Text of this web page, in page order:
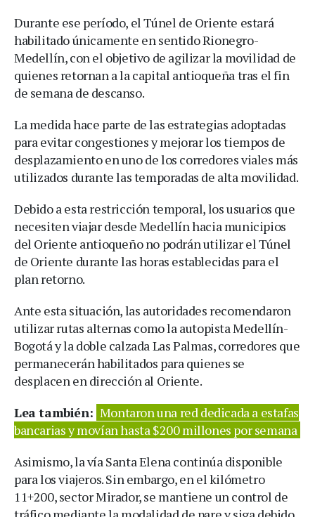
Durante ese período, el Túnel de Oriente estará
habilitado únicamente en sentido Rionegro-
Medellín, con el objetivo de agilizar la movilidad de
quienes retornan a la capital antioqueña tras el fin
de semana de descanso.
La medida hace parte de las estrategias adoptadas
para evitar congestiones y mejorar los tiempos de
desplazamiento en uno de los corredores viales más
utilizados durante las temporadas de alta movilidad.
Debido a esta restricción temporal, los usuarios que
necesiten viajar desde Medellín hacia municipios
del Oriente antioqueño no podrán utilizar el Túnel
de Oriente durante las horas establecidas para el
plan retorno.
Ante esta situación, las autoridades recomendaron
utilizar rutas alternas como la autopista Medellín-
Bogotá y la doble calzada Las Palmas, corredores que
permanecerán habilitados para quienes se
desplacen en dirección al Oriente.
Lea también: Montaron una red dedicada a estafas
bancarias y movían hasta $200 millones por semana
Asimismo, la vía Santa Elena continúa disponible
para los viajeros. Sin embargo, en el kilómetro
11+200, sector Mirador, se mantiene un control de